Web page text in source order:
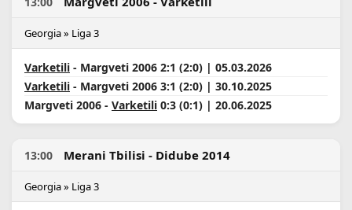
Georgia » Liga 3
Varketili - Margveti 2006 2:1 (2:0) | 05.03.2026
Varketili - Margveti 2006 3:1 (2:0) | 30.10.2025
Margveti 2006 - Varketili 0:3 (0:1) | 20.06.2025
13:00 Merani Tbilisi - Didube 2014
Georgia » Liga 3